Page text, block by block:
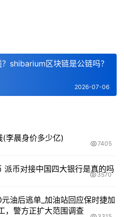
shibarium区块链是公链吗？
2026-07-06
李晨身价多少亿)
7405
派币对接中国四大银行是真的吗
3570
油后逃单_加油站回应保时捷加
，警方正扩大范围调查